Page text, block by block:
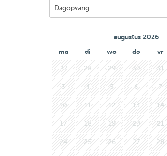
augustus 2026
ma di wo do vr
27 28 29 30 31
3 4 5 6 7
10 11 12 13 14
17 18 19 20 21
24 25 26 27 28